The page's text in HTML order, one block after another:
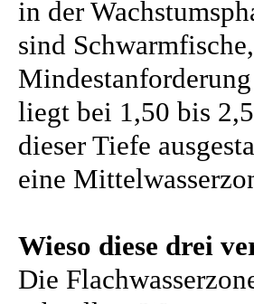
in der
sind
liegt bei 1,50 bis
dieser Tiefe
eine
Wieso diese drei
Die